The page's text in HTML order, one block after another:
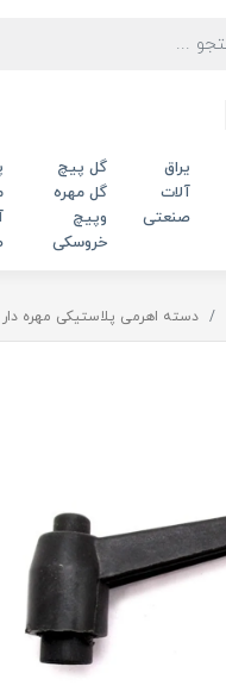
یراق
آلات
صنعتی
گل پیچ
گل مهره
وپیچ
خروسکی
دسته اهرمی پلاستیکی مهره دار m8 کد 00202303